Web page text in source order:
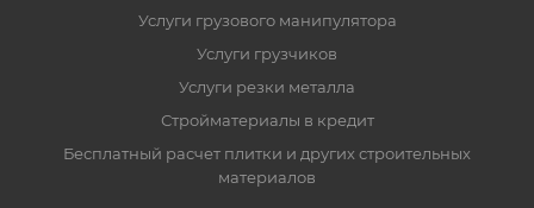
Услуги грузового манипулятора
Услуги грузчиков
Услуги резки металла
Стройматериалы в кредит
Бесплатный расчет плитки и других строительных
материалов